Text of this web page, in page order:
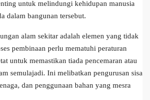
untuk melindungi kehidupan manusia
dalam bangunan tersebut.
alam sekitar adalah elemen yang tidak
pembinaan perlu mematuhi peraturan
untuk memastikan tiada pencemaran atau
semulajadi. Ini melibatkan pengurusan sisa
dan penggunaan bahan yang mesra